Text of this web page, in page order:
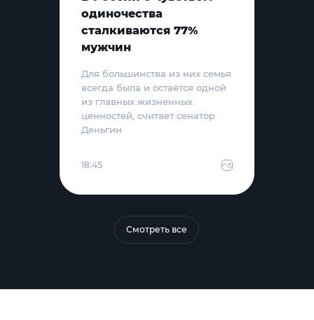
одиночества
сталкиваются 77%
мужчин
Для большинства из них семья
всегда была и остаётся одной
из главных жизненных
ценностей, считает сенатор
Деньгин
18:45
Смотреть все